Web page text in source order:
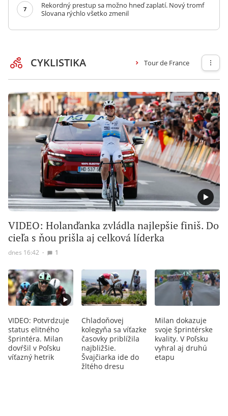
7
Rekordný prestup sa možno hneď zaplatí. Nový tromf
Slovana rýchlo všetko zmenil
CYKLISTIKA Tour de France
VIDEO: Holanďanka zvládla najlepšie finiš. Do
cieľa s ňou prišla aj celková líderka
dnes 16:42 ∙ 1
VIDEO: Potvrdzuje
status elitného
šprintéra. Milan
dovŕšil v Poľsku
víťazný hetrik
Chladoňovej
kolegyňa sa víťazke
časovky priblížila
najbližšie.
Švajčiarka ide do
žltého dresu
Milan dokazuje
svoje šprintérske
kvality. V Poľsku
vyhral aj druhú
etapu